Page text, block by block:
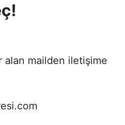
alan mailden iletişime